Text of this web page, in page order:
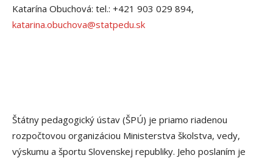
Katarína Obuchová: tel.: +421 903 029 894,
katarina.obuchova@statpedu.sk
Štátny pedagogický ústav (ŠPÚ) je priamo riadenou
rozpočtovou organizáciou Ministerstva školstva, vedy,
výskumu a športu Slovenskej republiky. Jeho poslaním je